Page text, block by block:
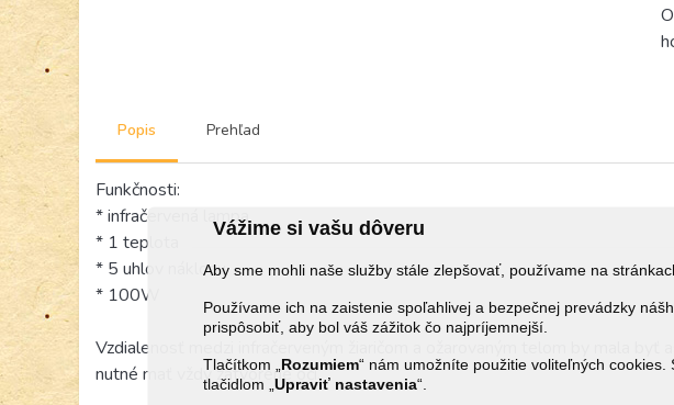
Vážime si vašu dôveru
Aby sme mohli naše služby stále zlepšovať, používame na
Používame ich na zaistenie spoľahlivej a bezpečnej prevádzky
prispôsobiť, aby bol váš zážitok čo najpríjemnejší.
Tlačítkom „ Rozumiem“ nám umožníte použitie voliteľných
tlačidlom „Upraviť nastavenia“.
Popis Prehľad
Funkčnosti:
* infračervená lampa
* 1 teplota
* 5 uhlov náklonu
* 100W
Vzdialenosť medzi infračerveným žiaričom a ožarovaným telom by mala byť
nutné mať vždy zatvorené oči.